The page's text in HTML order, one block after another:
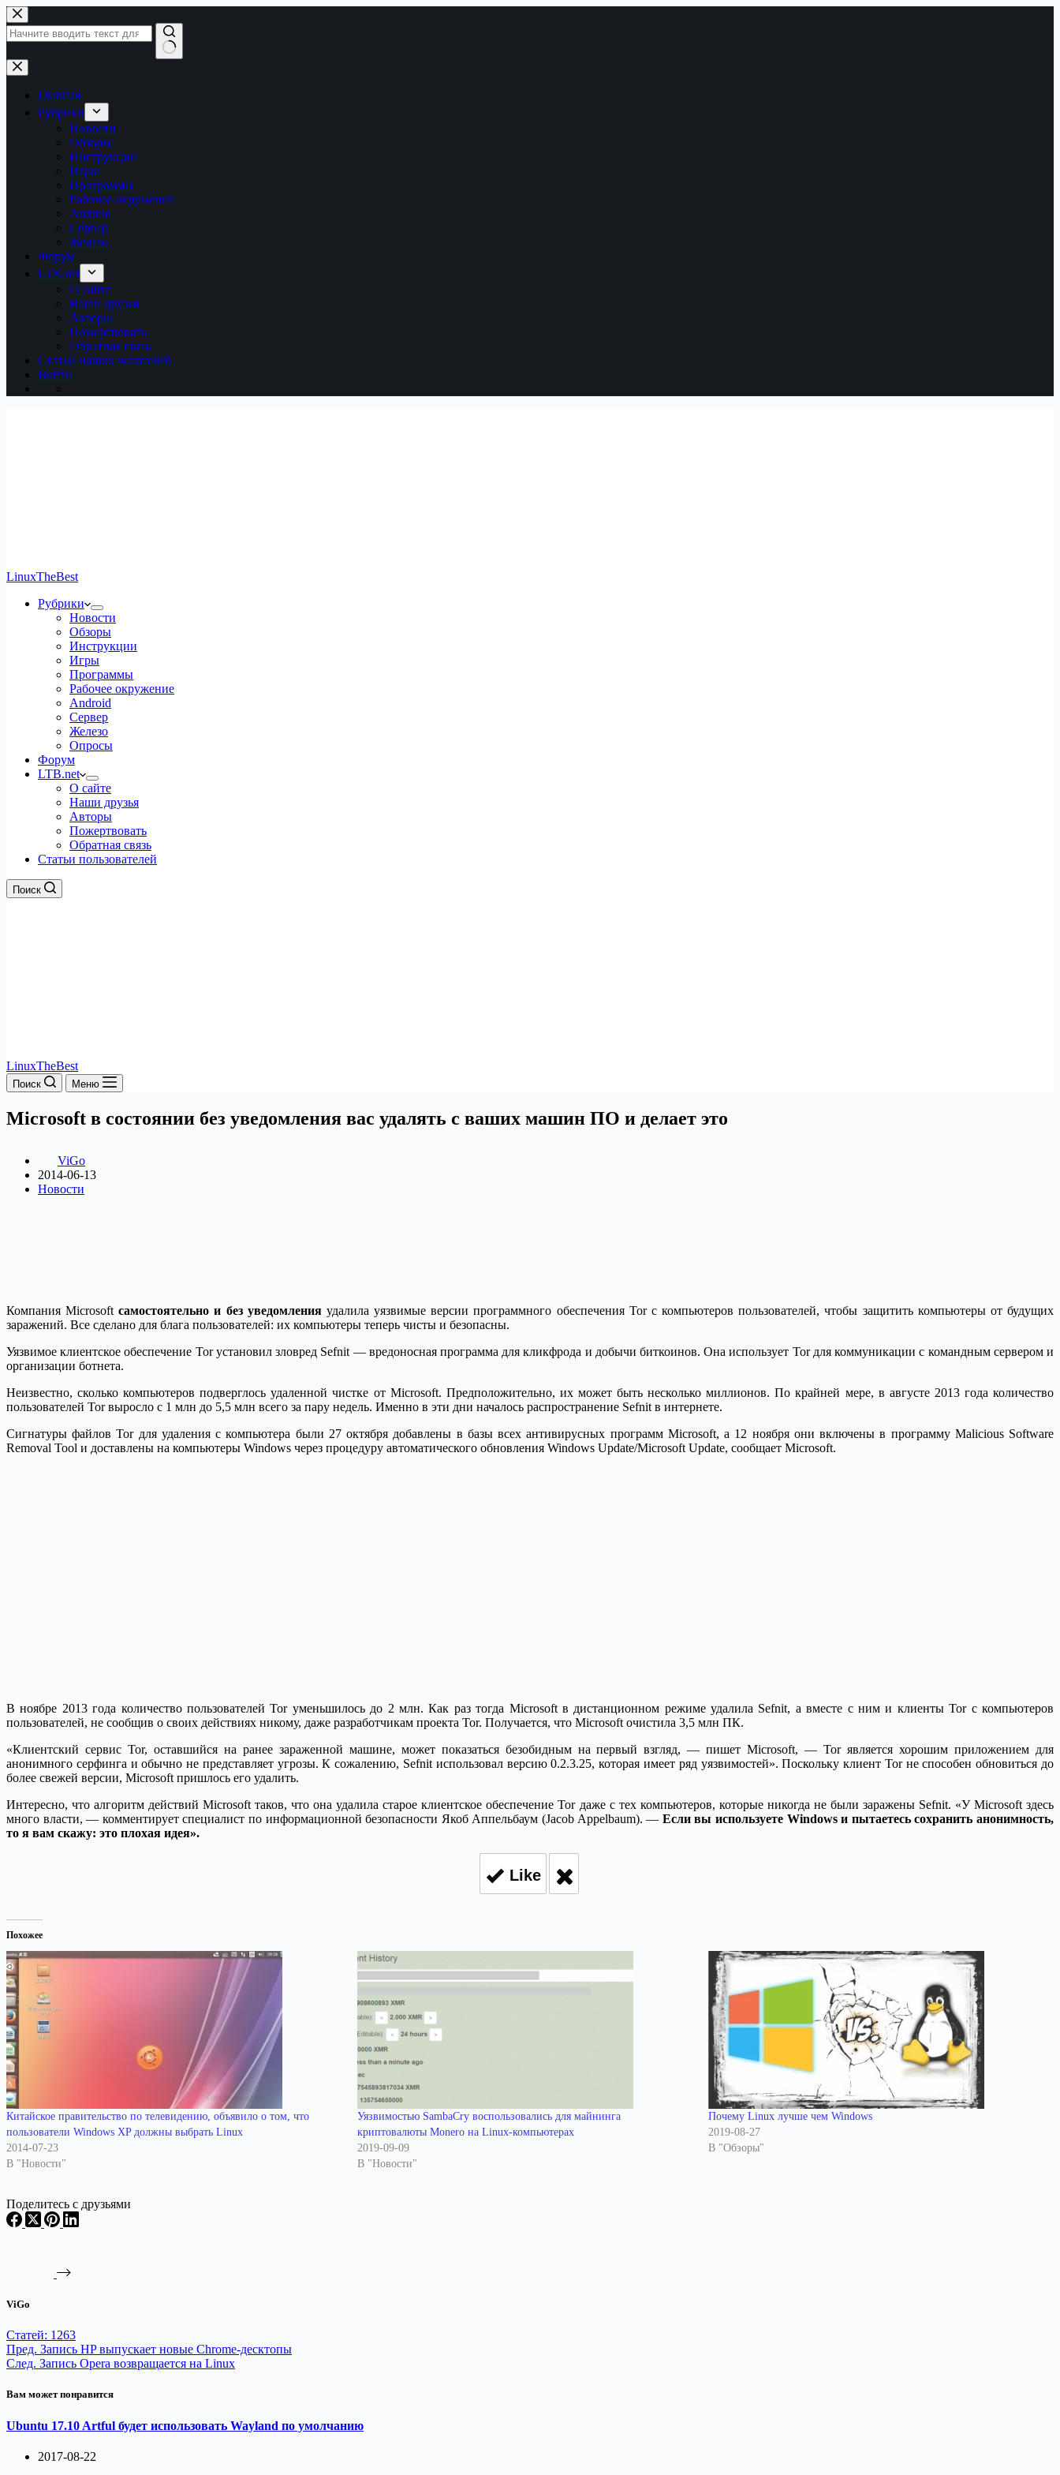
Перейти
к
сути
Ничего
не
найденоГлавная
Рубрики
Новости
Обзоры
Инструкции
Игры
Программы
Рабочее окружение
Android
Сервер
Железо
Форум
LTB.net
О сайте
Наши друзья
Авторы
Пожертвовать
Обратная связь
Статьи наших читателей
Войти
LinuxTheBest
Рубрики
Новости
Обзоры
Инструкции
Игры
Программы
Рабочее окружение
Android
Сервер
Железо
Опросы
Форум
LTB.net
О сайте
Наши друзья
Авторы
Пожертвовать
Обратная связь
Статьи пользователей
Поиск
LinuxTheBest
Поиск Меню
Microsoft в состоянии без уведомления вас удалять с ваших машин ПО и делает это
ViGo
2014-06-13
Новости
Компания Microsoftсамостоятельно и без уведомленияудалила уязвимые версии программного обеспечения Tor с компьютеров пользователей, чтобы защитить компьютеры от будущих
заражений. Все сделано для блага пользователей: их компьютеры теперь чисты и безопасны.
Уязвимое клиентское обеспечение Tor установил зловред Sefnit — вредоносная программа для кликфрода и добычи биткоинов. Она использует Tor для коммуникации с командным сервером и
организации ботнета.
Неизвестно, сколько компьютеров подверглось удаленной чистке от Microsoft. Предположительно, их может быть несколько миллионов. По крайней мере, в августе 2013 года количество
пользователей Tor выросло с 1 млн до 5,5 млн всего за пару недель. Именно в эти дни началось распространение Sefnit в интернете.
Сигнатуры файлов Tor для удаления с компьютера были 27 октября добавлены в базы всех антивирусных программ Microsoft, а 12 ноября они включены в программу Malicious Software
Removal Tool и доставлены на компьютеры Windows через процедуру автоматического обновления Windows Update/Microsoft Update, сообщает Microsoft.
В ноябре 2013 года количество пользователей Tor уменьшилось до 2 млн. Как раз тогда Microsoft в дистанционном режиме удалила Sefnit, а вместе с ним и клиенты Tor с компьютеров
пользователей, не сообщив о своих действиях никому, даже разработчикам проекта Tor. Получается, что Microsoft очистила 3,5 млн ПК.
«Клиентский сервис Tor, оставшийся на ранее зараженной машине, может показаться безобидным на первый взгляд, — пишет Microsoft, — Tor является хорошим приложением для
анонимного серфинга и обычно не представляет угрозы. К сожалению, Sefnit использовал версию 0.2.3.25, которая имеет ряд уязвимостей». Поскольку клиент Tor не способен обновиться до
более свежей версии, Microsoft пришлось его удалить.
Интересно, что алгоритм действий Microsoft таков, что она удалила старое клиентское обеспечение Tor даже с тех компьютеров, которые никогда не были заражены Sefnit. «У Microsoft здесь
много власти, — комментирует специалист по информационной безопасности Якоб Аппельбаум (Jacob Appelbaum). — Если вы используете Windows и пытаетесь сохранить анонимность,
то я вам скажу: это плохая идея».
Like
Похожее
Китайское правительство по телевидению, объявило о том, что
пользователи Windows XP должны выбрать Linux
2014-07-23
В "Новости"
Уязвимостью SambaCry воспользовались для майнинга
криптовалюты Monero на Linux-компьютерах
2019-09-09
В "Новости"
Почему Linux лучше чем Windows
2019-08-27
В "Обзоры"
Поделитесь с друзьями
ViGo
Статей: 1263
Пред. Запись HP выпускает новые Chrome-десктопы
След. Запись Opera возвращается на Linux
Вам может понравится
Ubuntu 17.10 Artful будет использовать Wayland по умолчанию
2017-08-22